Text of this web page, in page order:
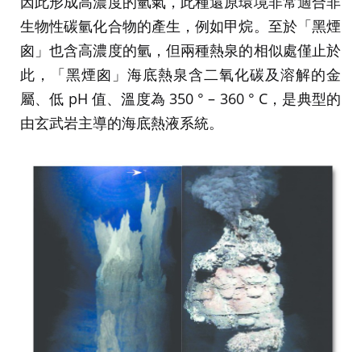
生物性碳氫化合物的產生，例如甲烷。至於「黑煙
囪」也含高濃度的氫，但兩種熱泉的相似處僅止於
此，「黑煙囪」海底熱泉含二氧化碳及溶解的金
屬、低 pH 值、溫度為 350 ° – 360 ° C，是典型的
由玄武岩主導的海底熱液系統。